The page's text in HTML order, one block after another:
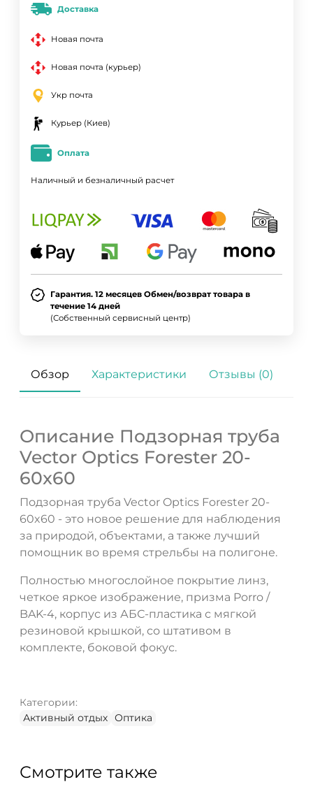
Доставка
Новая почта
Новая почта (курьер)
Укр почта
Курьер (Киев)
Оплата
Наличный и безналичный расчет
Гарантия. 12 месяцев Обмен/возврат товара в
течение 14 дней
(Собственный сервисный центр)
Обзор Характеристики Отзывы (0)
Описание Подзорная труба
Vector Optics Forester 20-
60x60
Подзорная труба Vector Optics Forester 20-
60x60 - это новое решение для наблюдения
за природой, объектами, а также лучший
помощник во время стрельбы на полигоне.
Полностью многослойное покрытие линз,
четкое яркое изображение, призма Porro /
BAK-4, корпус из АБС-пластика с мягкой
резиновой крышкой, со штативом в
комплекте, боковой фокус.
Категории:
Активный отдых Оптика
Смотрите также
ДА НЕТ